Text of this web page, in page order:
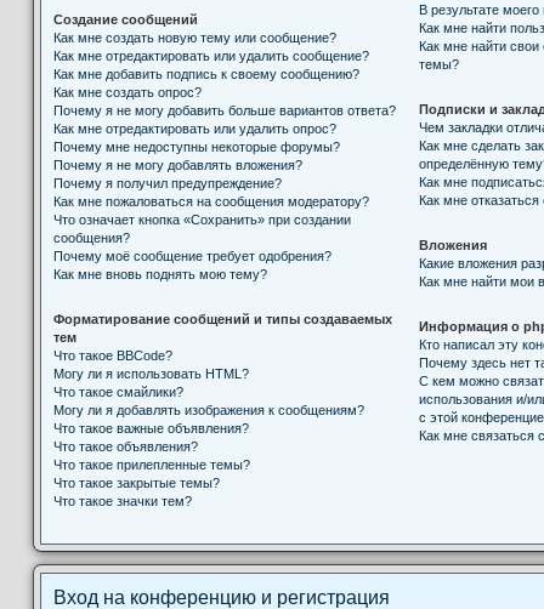
Создание сообщений
Как мне создать новую тему или сообщение?
Как мне отредактировать или удалить сообщение?
Как мне добавить подпись к своему сообщению?
Как мне создать опрос?
Почему я не могу добавить больше вариантов ответа?
Как мне отредактировать или удалить опрос?
Почему мне недоступны некоторые форумы?
Почему я не могу добавлять вложения?
Почему я получил предупреждение?
Как мне пожаловаться на сообщения модератору?
Что означает кнопка «Сохранить» при создании
сообщения?
Почему моё сообщение требует одобрения?
Как мне вновь поднять мою тему?
Форматирование сообщений и типы создаваемых
тем
Что такое BBCode?
Могу ли я использовать HTML?
Что такое смайлики?
Могу ли я добавлять изображения к сообщениям?
Что такое важные объявления?
Что такое объявления?
Что такое прилепленные темы?
Что такое закрытые темы?
Что такое значки тем?
В результате
Как мне найти
Как мне найти
темы?
Подписки и
Чем закладки
Как мне сделать
определённую
Как мне
Как мне отказаться
Вложения
Какие вложения
Как мне найти мои
Информация о
Кто написал эту
Почему здесь нет
С кем можно
использования и/
с этой
Как мне связаться
Вход на конференцию и регистрация